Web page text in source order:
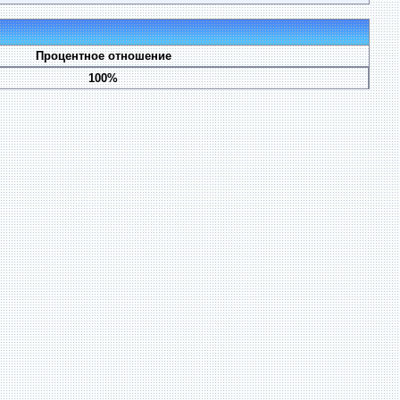
Процентное отношение
100%